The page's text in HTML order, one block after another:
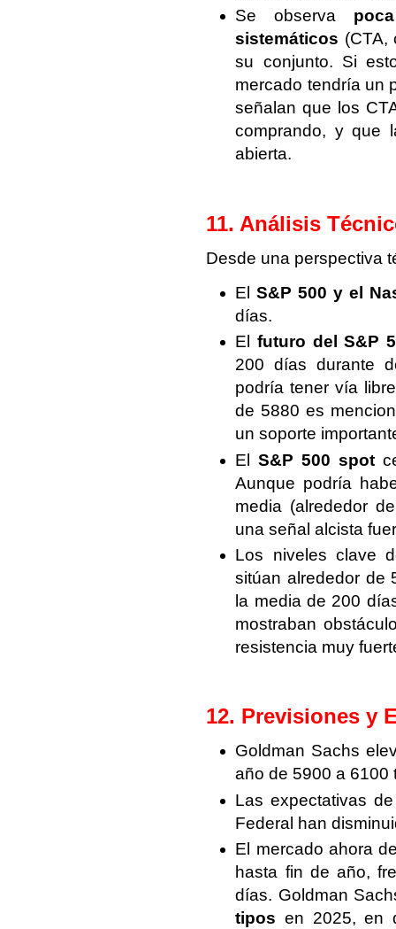
Se observa
sistemáticos (CTA,
su conjunto. Si
mercado tendría un
señalan que los
comprando, y que
abierta.
11. Análisis
Desde una perspectiva
ElS&P 500 y el
días.
Elfuturo del S&P
200 días durante
podría tener vía
de 5880 es
un soporte
ElS&P 500 spot
Aunque podría
media (alrededor
una señal alcista
Los niveles clave
sitúan alrededor de
la media de 200
mostraban
resistencia muy
12. Previsiones y
Goldman Sachs
año de 5900 a 6100
Las expectativas
Federal han
El mercado ahora
hasta fin de año,
días. Goldman
tipos en 2025, en